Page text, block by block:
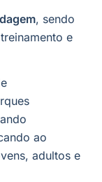
, sendo
e
ao
adultos e